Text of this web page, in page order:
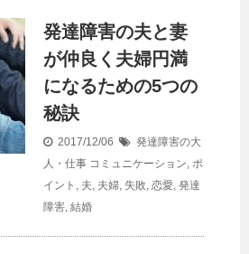
発達障害の夫と妻
が仲良く夫婦円満
になるための5つの
秘訣
2017/12/06
発達障害の大
人・仕事 コミュニケーション, ポ
イント , 夫, 夫婦, 失敗, 恋愛, 発達
障害, 結婚